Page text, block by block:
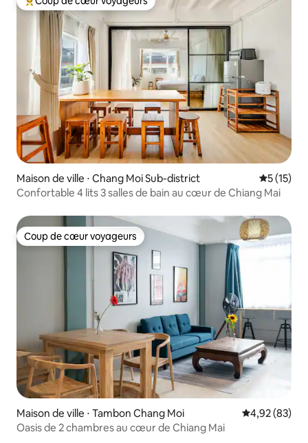
Coups de cœur voyageurs les plus appréciés
Maison de ville ⋅ Chang Moi Sub-district
5 (15)
Confortable 4 lits 3 salles de bain au cœur de Chiang Mai
Coup de cœur voyageurs
Coup de cœur voyageurs
Maison de ville ⋅ Tambon Chang Moi Évaluation
4,92 (83)
Oasis de 2 chambres au cœur de Chiang Mai